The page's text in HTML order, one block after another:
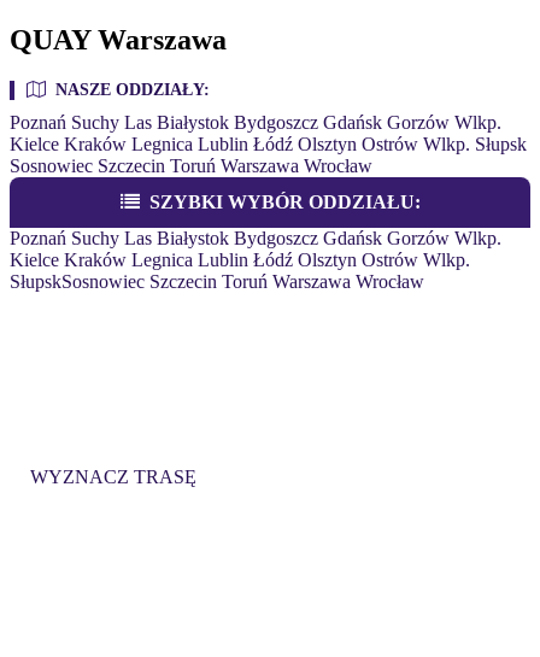
QUAY Warszawa
NASZE ODDZIAŁY:
Poznań Suchy Las Białystok Bydgoszcz Gdańsk Gorzów Wlkp.
Kielce Kraków Legnica Lublin Łódź Olsztyn Ostrów Wlkp. Słupsk
Sosnowiec Szczecin Toruń Warszawa Wrocław
SZYBKI WYBÓR ODDZIAŁU:
Poznań Suchy Las Białystok Bydgoszcz Gdańsk Gorzów Wlkp.
Kielce Kraków Legnica Lublin Łódź Olsztyn Ostrów Wlkp.
SłupskSosnowiec Szczecin Toruń Warszawa Wrocław
WYZNACZ TRASĘ